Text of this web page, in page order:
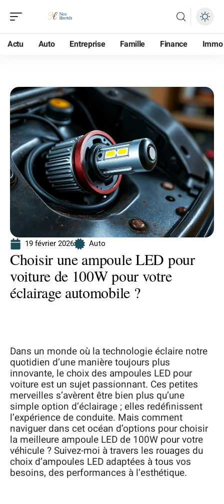
Actu Auto Entreprise Famille Finance Immo
19 février 2026 Auto
Choisir une ampoule LED pour
voiture de 100W pour votre
éclairage automobile ?
Dans un monde où la technologie éclaire notre
quotidien d’une manière toujours plus
innovante, le choix des ampoules LED pour
voiture est un sujet passionnant. Ces petites
merveilles s’avèrent être bien plus qu’une
simple option d’éclairage ; elles redéfinissent
l’expérience de conduite. Mais comment
naviguer dans cet océan d’options pour choisir
la meilleure ampoule LED de 100W pour votre
véhicule ? Suivez-moi à travers les rouages du
choix d’ampoules LED adaptées à tous vos
besoins, des performances à l’esthétique.